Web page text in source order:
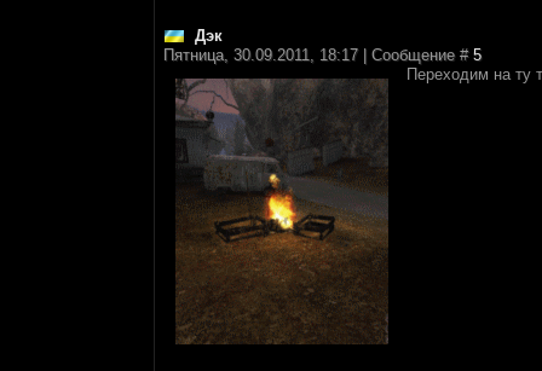
Дэк
Пятница, 30.09.2011, 18:17 | Сообщение # 5
Переходим на ту